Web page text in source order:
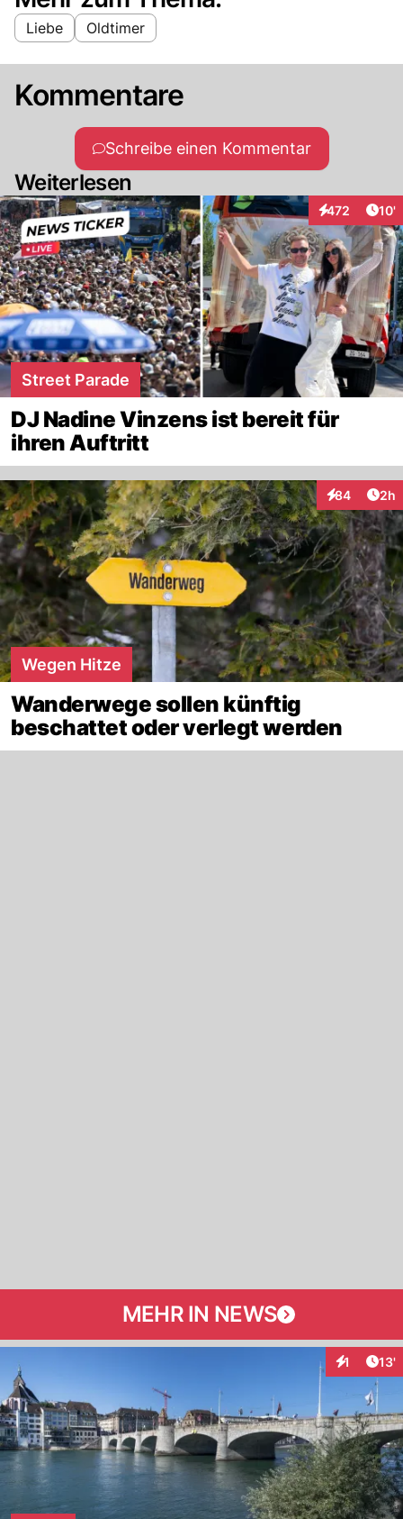
Liebe Oldtimer
Kommentare
Schreibe einen Kommentar
Weiterlesen
472
Interaktionen
10'
Street Parade
DJ Nadine Vinzens ist bereit für
ihren Auftritt
84
Interaktionen
2h
Wegen Hitze
Wanderwege sollen künftig
beschattet oder verlegt werden
MEHR IN NEWS
1 13'